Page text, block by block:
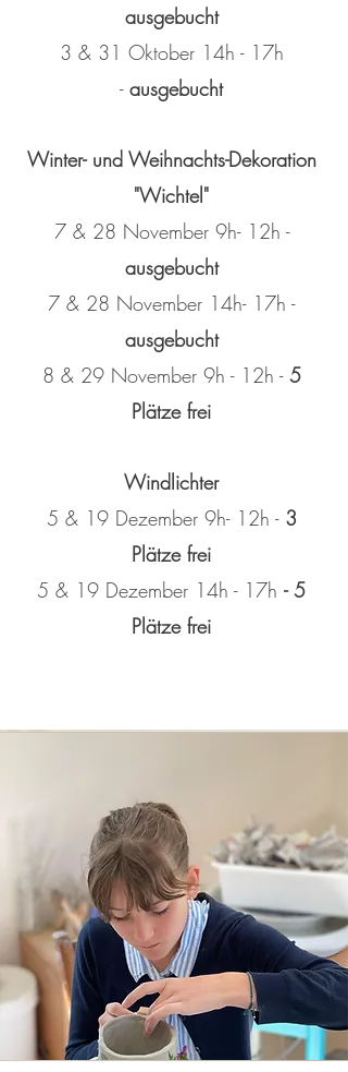
ausgebucht
3 & 31 Oktober 14h - 17h
-ausgebucht
Winter- und Weihnachts-Dekoration
"Wichtel"
7 & 28 November 9h- 12h -
ausgebucht
7 & 28 November 14h- 17h -
ausgebucht
8 & 29 November 9h - 12h -5
Plätze frei
Windlichter
5 & 19 Dezember 9h- 12h - 3
Plätze frei
5 & 19 Dezember 14h -17h - 5
Plätze frei